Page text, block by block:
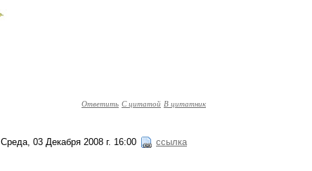
Ответить С цитатой В цитатник
Среда, 03 Декабря 2008 г. 16:00 ссылка